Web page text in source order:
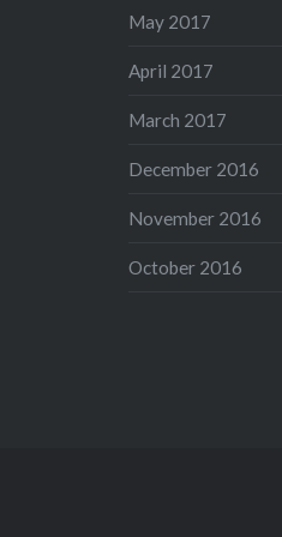
May 2017
April 2017
March 2017
December 2016
November 2016
October 2016